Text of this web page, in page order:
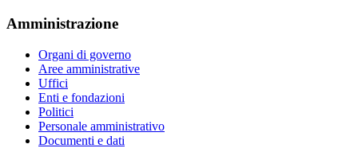
Amministrazione
Organi di governo
Aree amministrative
Uffici
Enti e fondazioni
Politici
Personale amministrativo
Documenti e dati